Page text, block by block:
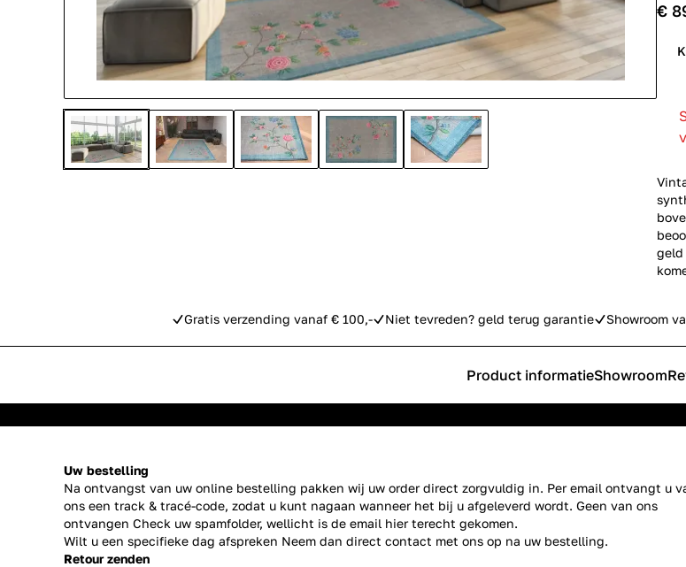
€
geld
Gratis verzending vanaf € 100,- Niet tevreden? geld terug garantie Showroom
Product informatieShowroom
Uw bestelling
Na ontvangst van uw online bestelling pakken wij uw order direct zorgvuldig in. Per email ontvangt u
ons een track & tracé-code, zodat u kunt nagaan wanneer het bij u afgeleverd wordt. Geen van ons
ontvangen Check uw spamfolder, wellicht is de email hier terecht gekomen.
Wilt u een specifieke dag afspreken Neem dan direct contact met ons op na uw bestelling.
Retour zenden